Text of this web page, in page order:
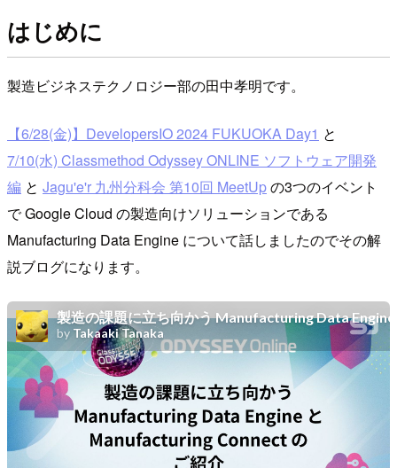
はじめに
製造ビジネステクノロジー部の田中孝明です。
【6/28(金)】DevelopersIO 2024 FUKUOKA Day1 と
7/10(水) Classmethod Odyssey ONLINE ソフトウェア開発
編 と Jagu'e'r 九州分科会 第10回 MeetUpの3つのイベント
で Google Cloud の製造向けソリューションである
Manufacturing Data Engine について話しましたのでその解
説ブログになります。